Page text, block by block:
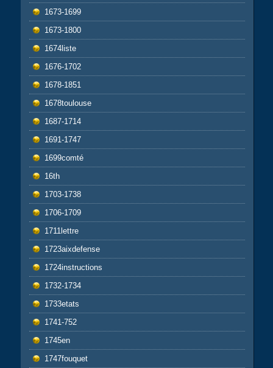
1673-1699
1673-1800
1674liste
1676-1702
1678-1851
1678toulouse
1687-1714
1691-1747
1699comté
16th
1703-1738
1706-1709
1711lettre
1723aixdefense
1724instructions
1732-1734
1733etats
1741-752
1745en
1747fouquet